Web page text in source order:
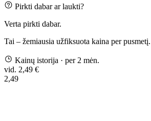
Pirkti dabar ar laukti?
Verta pirkti dabar.
Tai – žemiausia užfiksuota kaina per pusmetį.
Kainų istorija · per 2 mėn.
vid. 2,49 €
2,49